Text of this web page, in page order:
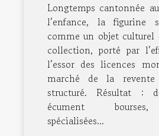
Longtemps cantonnée
l’enfance, la figurine
comme un objet
collection, porté par
l’essor des licences
marché de la revente
structuré. Résultat :
écument bourses,
spécialisées...